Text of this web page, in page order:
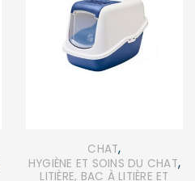
CHAT,
HYGIÈNE ET SOINS DU CHAT,
LITIÈRE, BAC À LITIÈRE ET